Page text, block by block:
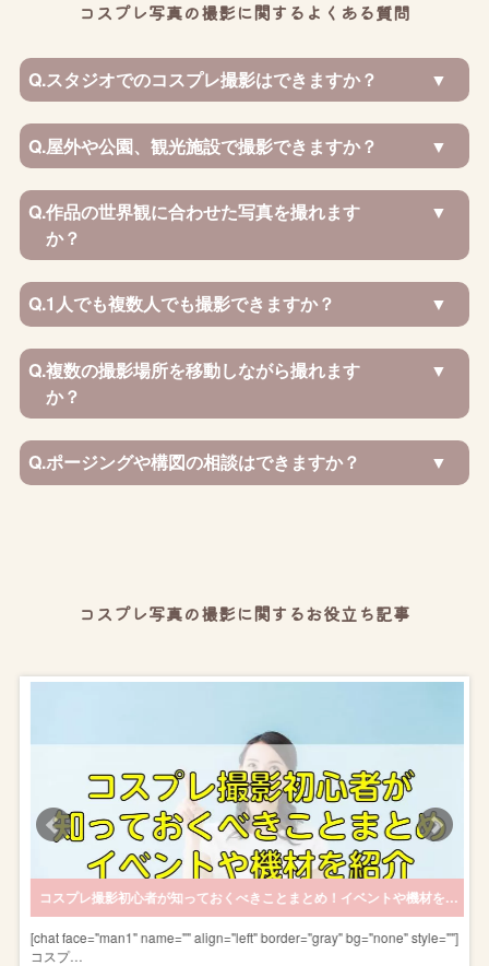
コスプレ写真の撮影に関するよくある質問
Q.スタジオでのコスプレ撮影はできますか？
Q.屋外や公園、観光施設で撮影できますか？
Q.作品の世界観に合わせた写真を撮れます
か？
Q.1人でも複数人でも撮影できますか？
Q.複数の撮影場所を移動しながら撮れます
か？
Q.ポージングや構図の相談はできますか？
コスプレ写真の撮影に関するお役立ち記事
コスプレ撮影初心者が知っておくべきことまとめ！イベントや機材を紹介
[chat face="man1" name="" align="left" border="gray" bg="none" style=""]
コスプ…